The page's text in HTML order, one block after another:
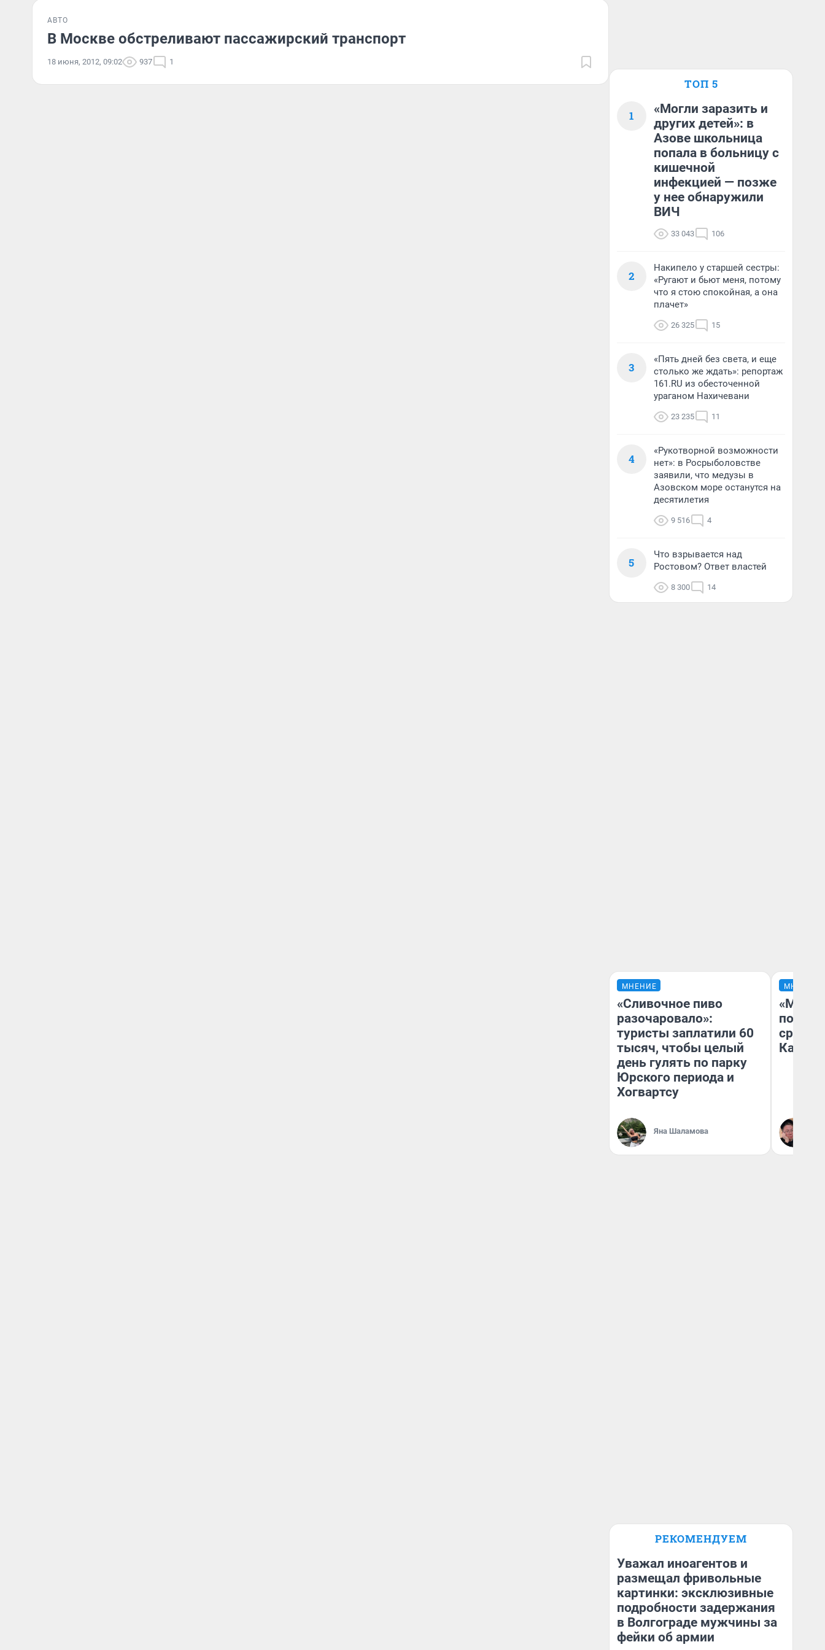
АВТО
В Москве обстреливают пассажирский транспорт
18 июня, 2012, 09:02 937 1
ТОП 5
1
«Могли заразить и
других детей»: в
Азове школьница
попала в больницу с
кишечной
инфекцией — позже
у нее обнаружили
ВИЧ
33 043 106
2
Накипело у старшей сестры:
«Ругают и бьют меня, потому
что я стою спокойная, а она
плачет»
26 325 15
3
«Пять дней без света, и еще
столько же ждать»: репортаж
161.RU из обесточенной
ураганом Нахичевани
23 235 11
4
«Рукотворной возможности
нет»: в Росрыболовстве
заявили, что медузы в
Азовском море останутся на
десятилетия
9 516 4
5
Что взрывается над
Ростовом? Ответ властей
8 300 14
МНЕНИЕ
«Сливочное пиво
разочаровало»:
туристы заплатили 60
тысяч, чтобы целый
день гулять по парку
Юрского периода и
Хогвартсу
Яна Шаламова
МНЕНИЕ
РЕКОМЕНДУЕМ
Уважал иноагентов и
размещал фривольные
картинки: эксклюзивные
подробности задержания
в Волгограде мужчины за
фейки об армии